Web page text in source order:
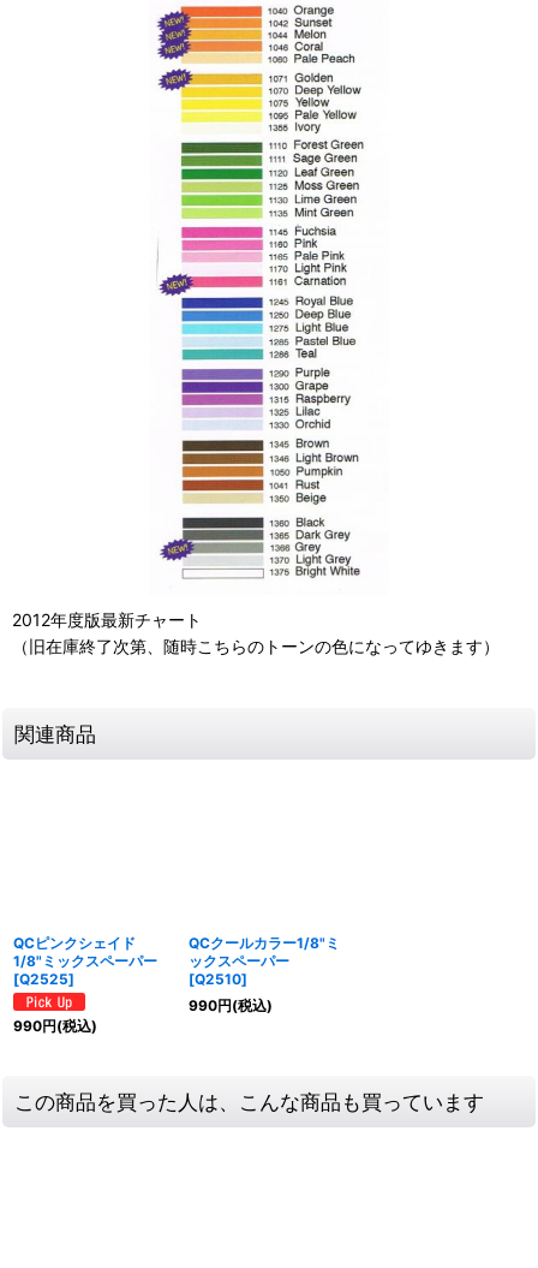
2012年度版最新チャート
（旧在庫終了次第、随時こちらのトーンの色になってゆきます）
関連商品
QCピンクシェイド
1/8"ミックスペーパー
[Q2525]
990円(税込)
QCクールカラー1/8"ミ
ックスペーパー
[Q2510]
990円(税込)
この商品を買った人は、こんな商品も買っています